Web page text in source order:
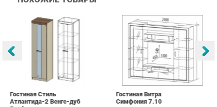
Атлантида-2 Венге-дуб
25 223 ₽ Купить
Гостиная Витра
Симфония 7.10
55 482 ₽
info@bedroom-ekb.ru +7 (903) 000-00-00
КАТАЛОГ ИНФОРМАЦИЯ ГОРОДА